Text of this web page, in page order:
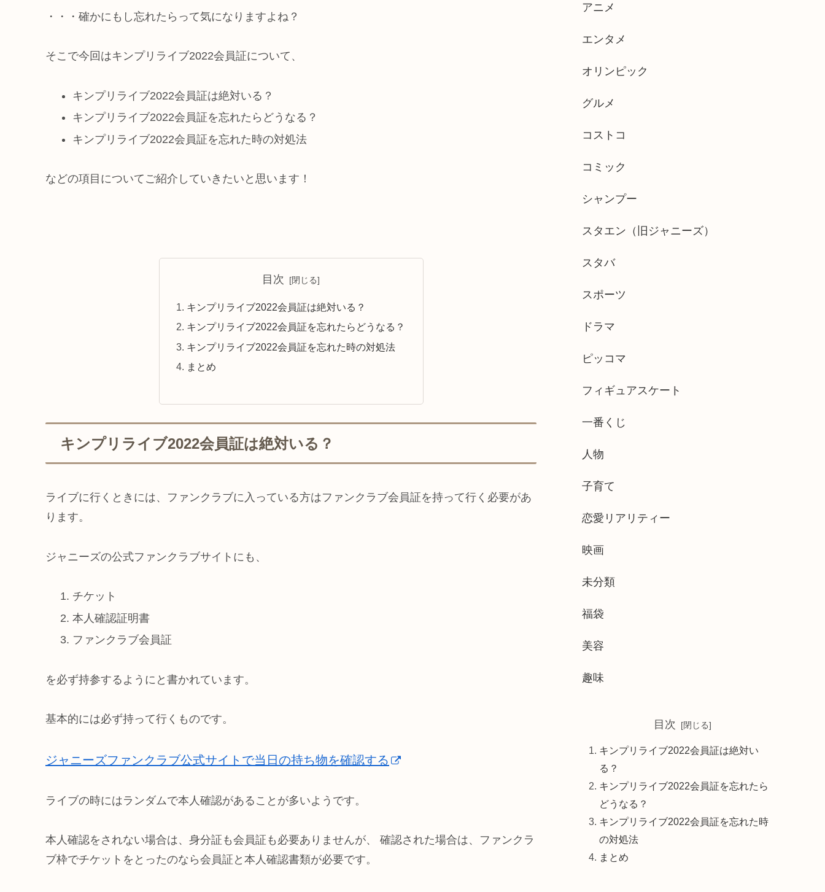
・・・確かにもし忘れたらって気になりますよね？
そこで今回はキンプリライブ2022会員証について、
キンプリライブ2022会員証は絶対いる？
キンプリライブ2022会員証を忘れたらどうなる？
キンプリライブ2022会員証を忘れた時の対処法
などの項目についてご紹介していきたいと思います！
目次
キンプリライブ2022会員証は絶対いる？
キンプリライブ2022会員証を忘れたらどうなる？
キンプリライブ2022会員証を忘れた時の対処法
まとめ
キンプリライブ2022会員証は絶対いる？
ライブに行くときには、ファンクラブに入っている方はファンクラブ会員証を持って行く必要があ
ります。
ジャニーズの公式ファンクラブサイトにも、
チケット
本人確認証明書
ファンクラブ会員証
を必ず持参するようにと書かれています。
基本的には必ず持って行くものです。
ジャニーズファンクラブ公式サイトで当日の持ち物を確認する
ライブの時にはランダムで本人確認があることが多いようです。
本人確認をされない場合は、身分証も会員証も必要ありませんが、 確認された場合は、ファンクラ
ブ枠でチケットをとったのなら会員証と本人確認書類が必要です。
アニメ
エンタメ
オリンピック
グルメ
コストコ
コミック
シャンプー
スタエン（旧ジャニーズ）
スタバ
スポーツ
ドラマ
ピッコマ
フィギュアスケート
一番くじ
人物
子育て
恋愛リアリティー
映画
未分類
福袋
美容
趣味
目次
キンプリライブ2022会員証は絶対い
る？
キンプリライブ2022会員証を忘れたら
どうなる？
キンプリライブ2022会員証を忘れた時
の対処法
まとめ